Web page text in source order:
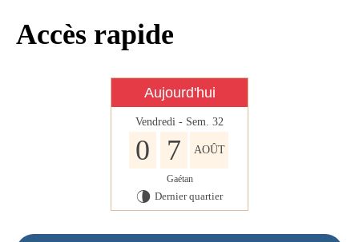
Accès rapide
Aujourd'hui
Vendredi - Sem. 32
0 7 AOÛT
Gaétan
U Dernier quartier